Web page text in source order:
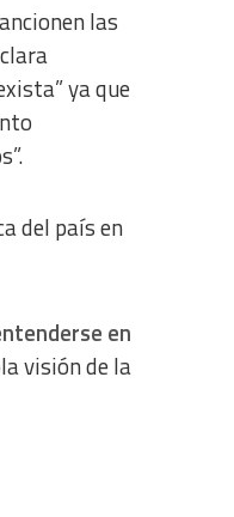
las
ya que
del país en
en
visión de la